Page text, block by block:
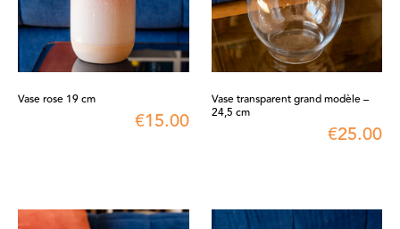
Vase rose 19 cm
€15.00
Vase transparent grand modèle –
24,5 cm
€25.00